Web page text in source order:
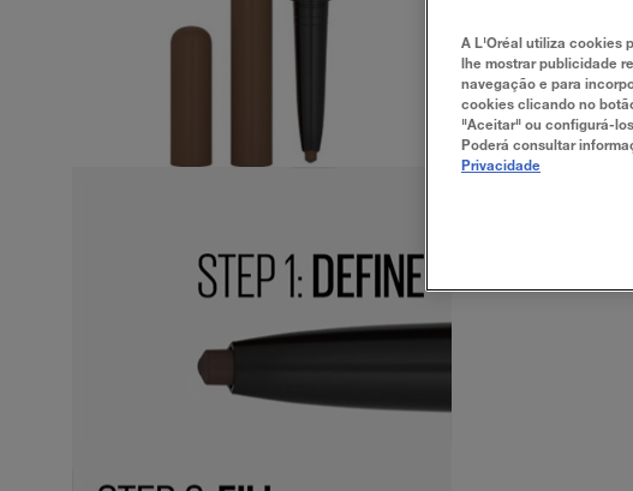
A L'Oréal utiliza cookies
lhe mostrar publicidade
navegação e para
cookies clicando no
"Aceitar" ou configurá-
Poderá consultar
Privacidade